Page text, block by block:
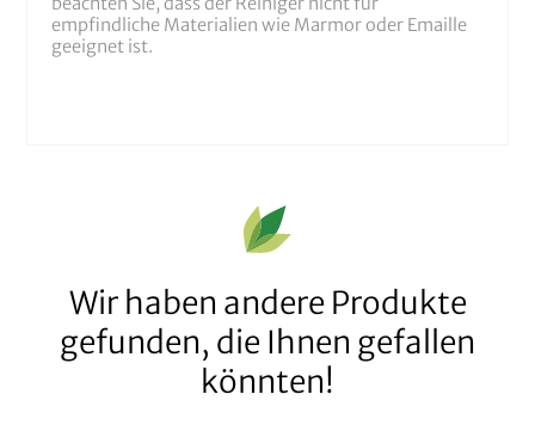
empfindliche Materialien wie Marmor oder Emaille
geeignet ist.
Wir haben andere Produkte
gefunden, die Ihnen gefallen
könnten!